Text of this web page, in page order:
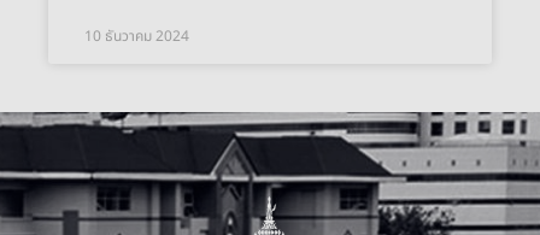
10 ธันวาคม 2024